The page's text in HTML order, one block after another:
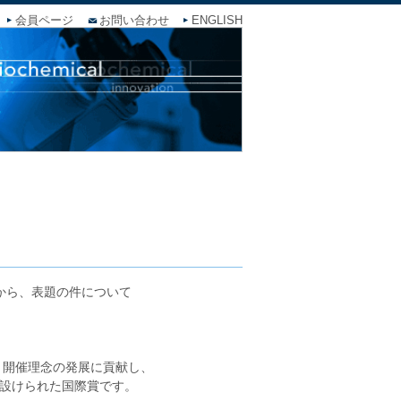
会員ページ お問い合わせ ENGLISH
、表題の件について
催理念の発展に貢献し、
けられた国際賞です。